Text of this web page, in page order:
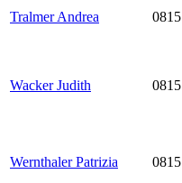
Tralmer Andrea
Wacker Judith
Wernthaler Patrizia